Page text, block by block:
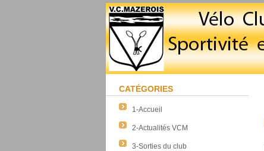
CATÉGORIES
1-Accueil
2-Actualités VCM
3-Sorties du club